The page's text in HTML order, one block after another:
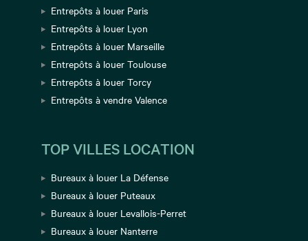
Entrepôts à louer Paris
Entrepôts à louer Lyon
Entrepôts à louer Marseille
Entrepôts à louer Toulouse
Entrepôts à louer Torcy
Entrepôts à vendre Valence
TOP VILLES LOCATION
Bureaux à louer La Défense
Bureaux à louer Puteaux
Bureaux à louer Levallois-Perret
Bureaux à louer Nanterre